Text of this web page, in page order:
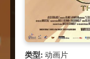
类型: 动画片